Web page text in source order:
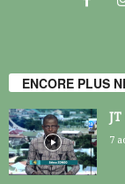
ENCORE PLUS
7